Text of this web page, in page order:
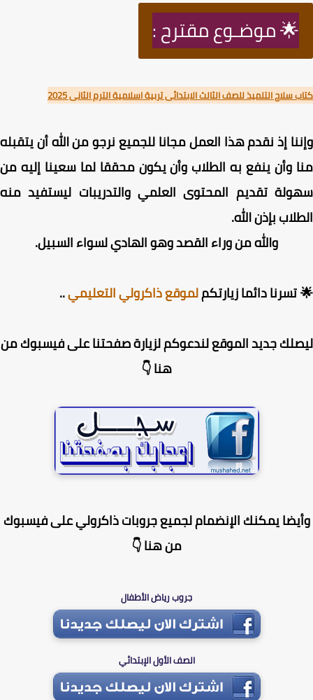
🌟 موضـوع مقترح :
سلاح التلميذ للصف الثالث الابتدائى تربية اسلامية الترم الثانى 2025
إذ نقدم هذا العمل مجانا للجميع نرجو من الله أن يتقبله
وأن ينفع به الطلاب وأن يكون محققا لما سعينا إليه من
تقديم المحتوى العلمي والتدريبات ليستفيد منه
بإذن الله.
والله من وراء القصد وهو الهادي لسواء السبيل.
تسرنا دائما زيارتكملموقع ذاكرولي التعليمي..
جديد الموقع لندعوكم لزيارة صفحتنا على فيسبوك من
هنا 👇
يمكنك الإنضمام لجميع جروبات ذاكرولي على فيسبوك
من هنا 👇
جروب رياض الأطفال
الصف الأول الإبتدائي